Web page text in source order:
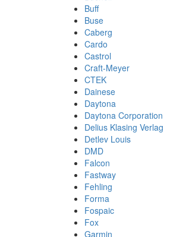
Buff
Buse
Caberg
Cardo
Castrol
Craft-Meyer
CTEK
Dainese
Daytona
Daytona Corporation
Delius Klasing Verlag
Detlev Louis
DMD
Falcon
Fastway
Fehling
Forma
Fospaic
Fox
Garmin